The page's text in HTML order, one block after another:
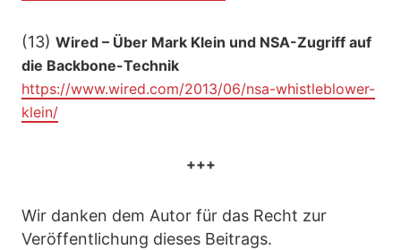
(13) Wired – Über Mark Klein und NSA-Zugriff auf
die Backbone-Technik
https://www.wired.com/2013/06/nsa-whistleblower-
klein/
+++
Wir danken dem Autor für das Recht zur
Veröffentlichung dieses Beitrags.